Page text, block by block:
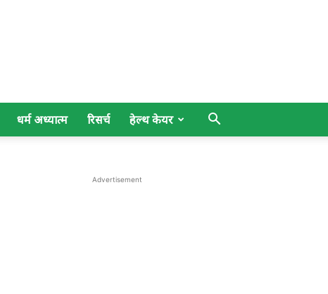
धर्म अध्यात्म रिसर्च हेल्थ केयर
Advertisement